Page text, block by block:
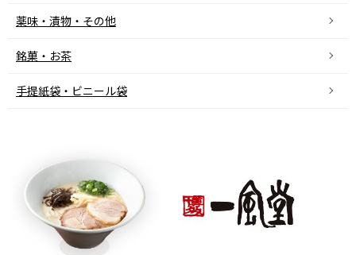
薬味・漬物・その他
銘菓・お茶
手提紙袋・ビニール袋